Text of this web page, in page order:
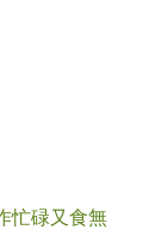
忙碌又食無